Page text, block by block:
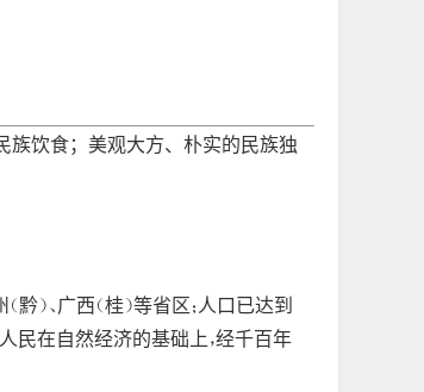
族饮食；美观大方、朴实的民族独
）、广西（桂）等省区；人口已达到
民在自然经济的基础上，经千百年